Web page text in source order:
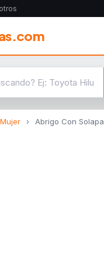
› Abrigo Con Solapa